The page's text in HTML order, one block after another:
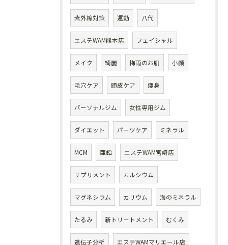
紫外線対策 運動 八代
エステWAM熊本店 フェイシャル
メイク 綺麗 梅雨のお肌 小顔
毛穴ケア 頭皮ケア 痩身
パーソナルジム 女性専用ジム
ダイエット パーツケア ミネラル
MCM 亜鉛 エステWAM宮崎店
サプリメント カルシウム
マグネシウム カリウム 海のミネラル
たるみ 新トリートメント むくみ
遺伝子分析 エステWAMマリエール店